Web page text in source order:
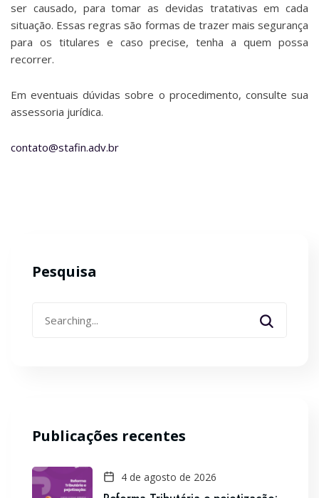
ser causado, para tomar as devidas tratativas em cada
situação. Essas regras são formas de trazer mais segurança
para os titulares e caso precise, tenha a quem possa
recorrer.
Em eventuais dúvidas sobre o procedimento, consulte sua
assessoria jurídica.
contato@stafin.adv.br
Pesquisa
for:
Publicações recentes
4 de agosto de 2026